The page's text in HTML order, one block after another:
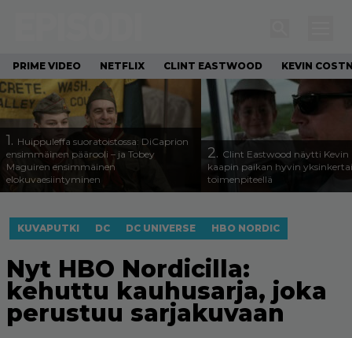
PRIME VIDEO NETFLIX CLINT EASTWOOD KEVIN
1. Huippuleffa suoratoistossa: DiCaprion
ensimmäinen päärooli – ja Tobey
Maguiren ensimmäinen
elokuvaesiintyminen
2. Clint Eastwood näytti Kevin
kaapin paikan hyvin
toimenpiteellä
KUVAPUTKI DC DC UNIVERSE HBO NORDIC
Nyt HBO Nordicilla:
kehuttu kauhusarja, joka
perustuu sarjakuvaan